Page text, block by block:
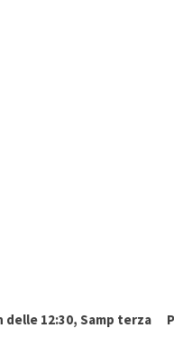
delle 12:30, Samp terza